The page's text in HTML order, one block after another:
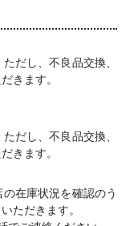
だし、不良品交換、
きます。
だし、不良品交換、
きます。
在庫状況を確認のう
ただきます。